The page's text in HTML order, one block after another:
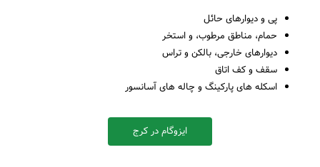
پی و دیوارهای حائل
حمام، مناطق مرطوب، و استخر
دیوارهای خارجی، بالکن و تراس
سقف و کف اتاق
اسکله های پارکینگ و چاله های آسانسور
ایزوگام در کرج